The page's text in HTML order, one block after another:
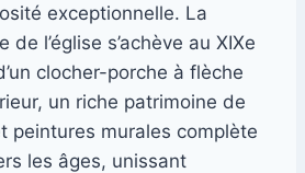
exceptionnelle. La
l’église s’achève au XIXe
clocher-porche à flèche
un riche patrimoine de
peintures murales complète
les âges, unissant